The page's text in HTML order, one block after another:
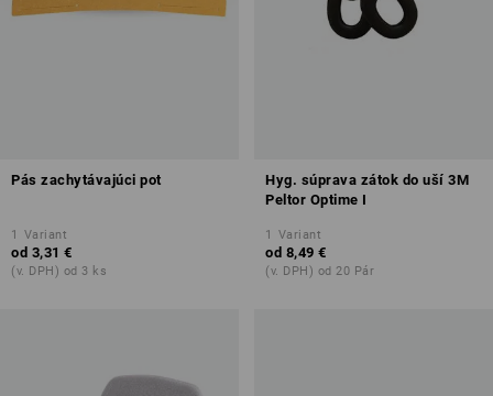
Pás zachytávajúci pot
1 Variant
od 3,31 €
(v. DPH) od 3 ks
Hyg. súprava zátok do uší 3M
Peltor Optime I
1 Variant
od 8,49 €
(v. DPH) od 20 Pár